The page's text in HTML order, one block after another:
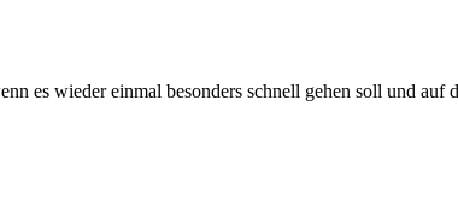
es wieder einmal besonders schnell gehen soll und auf